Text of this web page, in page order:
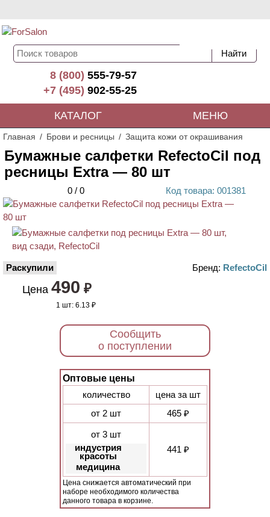
8 (800)555-79-57
+7 (495)902-55-25
КАТАЛОГ МЕНЮ
Главная Брови и ресницы Защита кожи от окрашивания
Бумажные салфетки RefectoCil под
ресницы Extra — 80 шт
0 / 0 Код товара: 001381
Раскупили Бренд: RefectoCil
Цена 490 ₽
1 шт:6.13 ₽
Сообщить
о поступлении
Оптовые цены
количество
цена за шт
от 2 шт
465 ₽
от 3 шт
индустрия
красоты
медицина
441 ₽
Цена снижается автоматический при
наборе необходимого количества
данного товара в корзине.